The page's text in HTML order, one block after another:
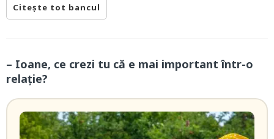
Citește tot bancul
– Ioane, ce crezi tu că e mai important într-o
relație?